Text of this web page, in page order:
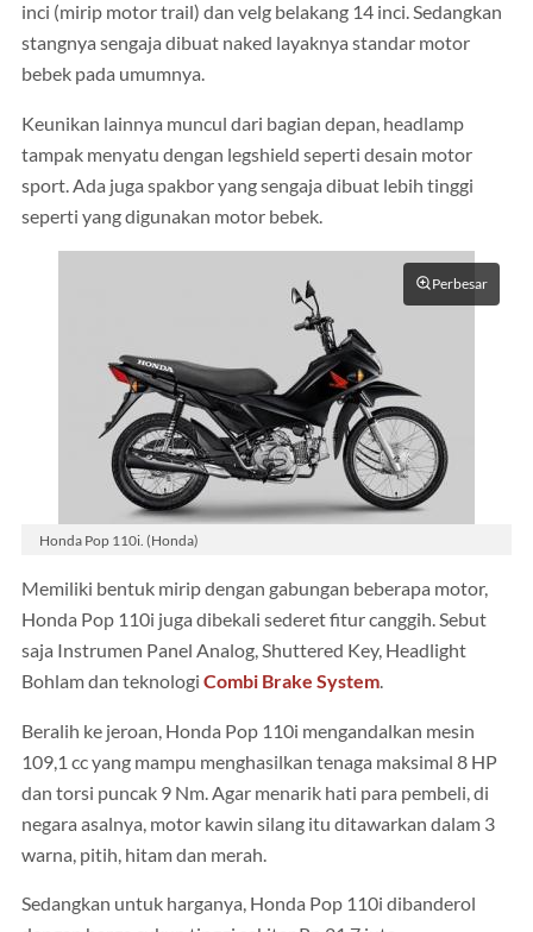
inci (mirip motor trail) dan velg belakang 14 inci. Sedangkan
stangnya sengaja dibuat naked layaknya standar motor
bebek pada umumnya.
Keunikan lainnya muncul dari bagian depan, headlamp
tampak menyatu dengan legshield seperti desain motor
sport. Ada juga spakbor yang sengaja dibuat lebih tinggi
seperti yang digunakan motor bebek.
Perbesar
Honda Pop 110i. (Honda)
Memiliki bentuk mirip dengan gabungan beberapa motor,
Honda Pop 110i juga dibekali sederet fitur canggih. Sebut
saja Instrumen Panel Analog, Shuttered Key, Headlight
Bohlam dan teknologi Combi Brake System.
Beralih ke jeroan, Honda Pop 110i mengandalkan mesin
109,1 cc yang mampu menghasilkan tenaga maksimal 8 HP
dan torsi puncak 9 Nm. Agar menarik hati para pembeli, di
negara asalnya, motor kawin silang itu ditawarkan dalam 3
warna, pitih, hitam dan merah.
Sedangkan untuk harganya, Honda Pop 110i dibanderol